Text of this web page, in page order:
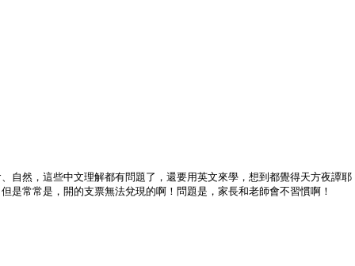
自然，這些中文理解都有問題了，還要用英文來學，想到都覺得天方夜譚
是常常是，開的支票無法兌現的啊！問題是，家長和老師會不習慣啊！